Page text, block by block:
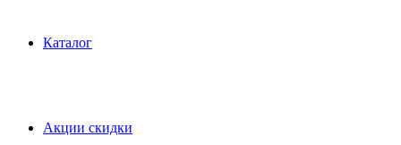
Каталог
Акции скидки